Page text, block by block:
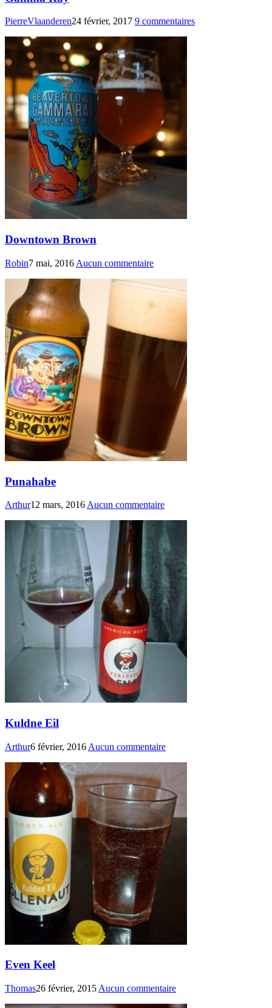
PierreVlaanderen24 février, 2017 9 commentaires
Downtown Brown
Robin7 mai, 2016 Aucun commentaire
Punahabe
Arthur12 mars, 2016 Aucun commentaire
Kuldne Eil
Arthur6 février, 2016 Aucun commentaire
Even Keel
Thomas26 février, 2015 Aucun commentaire